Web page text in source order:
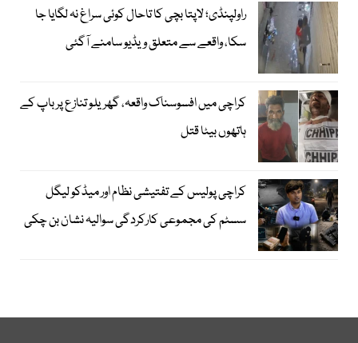
راولپنڈی؛ لاپتا بچی کا تاحال کوئی سراغ نہ لگایا جا
سکا، واقعے سے متعلق ویڈیو سامنے آگئی
کراچی میں افسوسناک واقعہ، گھریلو تنازع پر باپ کے
ہاتھوں بیٹا قتل
کراچی پولیس کے تفتیشی نظام اور میڈکو لیگل
سسٹم کی مجموعی کارکردگی سوالیہ نشان بن چکی